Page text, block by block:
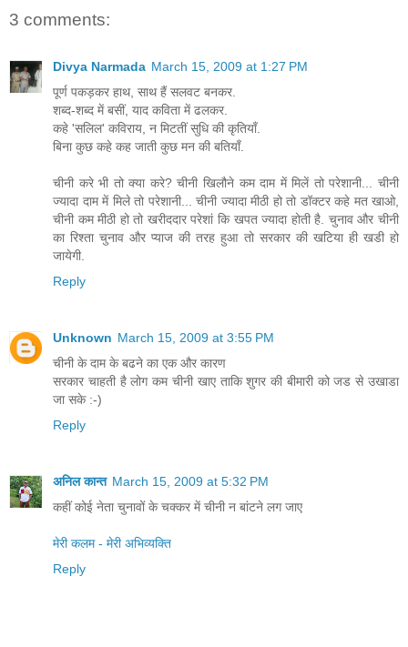
3 comments:
Divya Narmada March 15, 2009 at 1:27 PM
पूर्ण पकड़कर हाथ, साथ हैं सलवट बनकर.
शब्द-शब्द में बसीं, याद कविता में ढलकर.
कहे 'सलिल' कविराय, न मिटतीं सुधि की कृतियाँ.
बिना कुछ कहे कह जाती कुछ मन की बतियाँ.
चीनी करे भी तो क्या करे? चीनी खिलौने कम दाम में मिलें तो परेशानी... चीनी
ज्यादा दाम में मिले तो परेशानी... चीनी ज्यादा मीठी हो तो डॉक्टर कहे मत खाओ,
चीनी कम मीठी हो तो खरीददार परेशां कि खपत ज्यादा होती है. चुनाव और चीनी
का रिश्ता चुनाव और प्याज की तरह हुआ तो सरकार की खटिया ही खडी हो
जायेगी.
Reply
Unknown March 15, 2009 at 3:55 PM
चीनी के दाम के बढने का एक और कारण
सरकार चाहती है लोग कम चीनी खाए ताकि शुगर की बीमारी को जड से उखाडा
जा सके :-)
Reply
अनिल कान्त March 15, 2009 at 5:32 PM
कहीं कोई नेता चुनावों के चक्कर में चीनी न बांटने लग जाए
मेरी कलम - मेरी अभिव्यक्ति
Reply